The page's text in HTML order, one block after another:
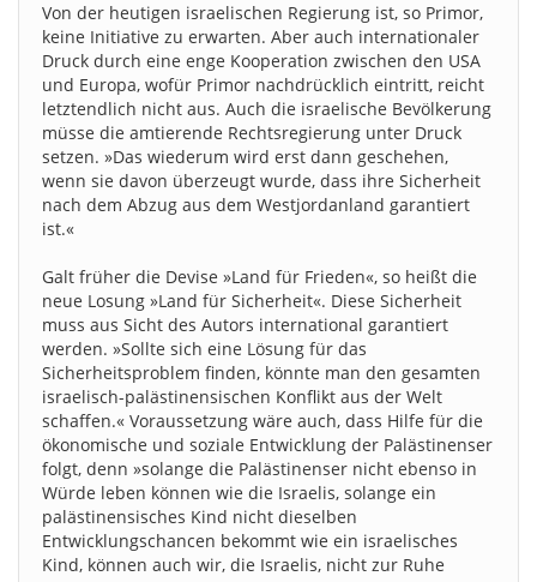
Von der heutigen israelischen Regierung ist, so Primor,
keine Initiative zu erwarten. Aber auch internationaler
Druck durch eine enge Kooperation zwischen den USA
und Europa, wofür Primor nachdrücklich eintritt, reicht
letztendlich nicht aus. Auch die israelische Bevölkerung
müsse die amtierende Rechtsregierung unter Druck
setzen. »Das wiederum wird erst dann geschehen,
wenn sie davon überzeugt wurde, dass ihre Sicherheit
nach dem Abzug aus dem Westjordanland garantiert
ist.«
Galt früher die Devise »Land für Frieden«, so heißt die
neue Losung »Land für Sicherheit«. Diese Sicherheit
muss aus Sicht des Autors international garantiert
werden. »Sollte sich eine Lösung für das
Sicherheitsproblem finden, könnte man den gesamten
israelisch-palästinensischen Konflikt aus der Welt
schaffen.« Voraussetzung wäre auch, dass Hilfe für die
ökonomische und soziale Entwicklung der Palästinenser
folgt, denn »solange die Palästinenser nicht ebenso in
Würde leben können wie die Israelis, solange ein
palästinensisches Kind nicht dieselben
Entwicklungschancen bekommt wie ein israelisches
Kind, können auch wir, die Israelis, nicht zur Ruhe